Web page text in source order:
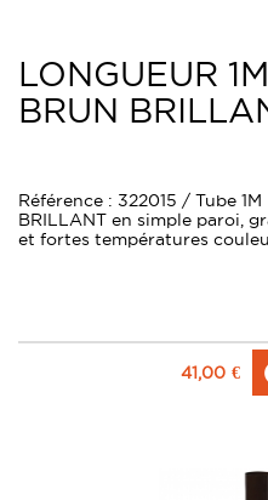
LONGUEUR
BRUN
Référence : 322015 / Tube
BRILLANT en simple paroi,
et fortes températures
41,00 €